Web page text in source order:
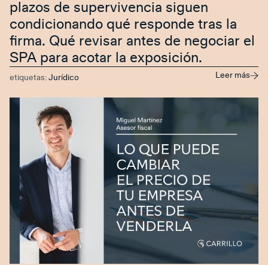
plazos de supervivencia siguen
condicionando qué responde tras la
firma. Qué revisar antes de negociar el
SPA para acotar la exposición.
etiquetas: Jurídico Leer más